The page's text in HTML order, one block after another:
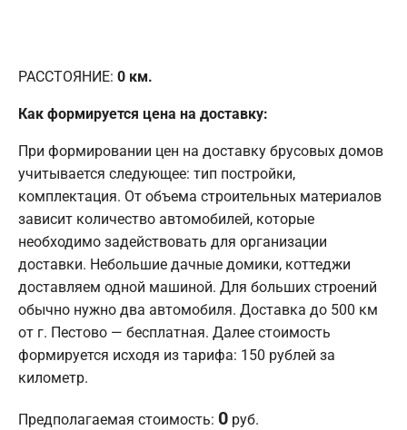
РАССТОЯНИЕ: 0 км.
Как формируется цена на доставку:
При формировании цен на доставку брусовых домов
учитывается следующее: тип постройки,
комплектация. От объема строительных материалов
зависит количество автомобилей, которые
необходимо задействовать для организации
доставки. Небольшие дачные домики, коттеджи
доставляем одной машиной. Для больших строений
обычно нужно два автомобиля. Доставка до 500 км
от г. Пестово — бесплатная. Далее стоимость
формируется исходя из тарифа: 150 рублей за
километр.
Предполагаемая стоимость: 0 руб.